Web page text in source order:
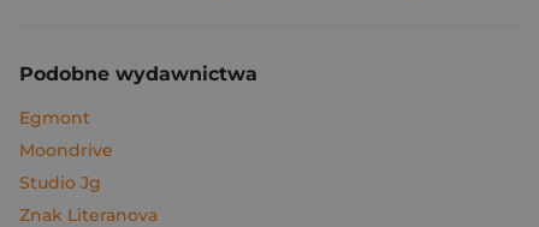
Podobne wydawnictwa
Egmont
Moondrive
Studio Jg
Znak Literanova